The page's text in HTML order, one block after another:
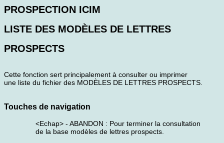
PROSPECTION ICIM
LISTE DES MODÈLES DE LETTRES
PROSPECTS
Cette fonction sert principalement à consulter ou imprimer
une liste du fichier des MODÈLES DE LETTRES PROSPECTS.
Touches de navigation
<Echap> - ABANDON : Pour terminer la consultation
de la base modèles de lettres prospects.